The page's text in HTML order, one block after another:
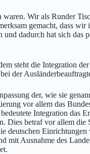
Wir als Runder
gemacht, dass
und dadurch hat sich
steht die Integration
der
der, wie sie
vor allem das
Integration das
Dies betraf vor allem die
deutschen
mit Ausnahme des